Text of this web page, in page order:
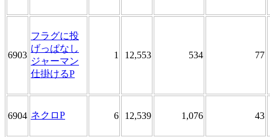
6903
フラグに投
げっぱなし
ジャーマン
仕掛けるP
1 12,553 534 77
6904 ネクロP 6 12,539 1,076 43